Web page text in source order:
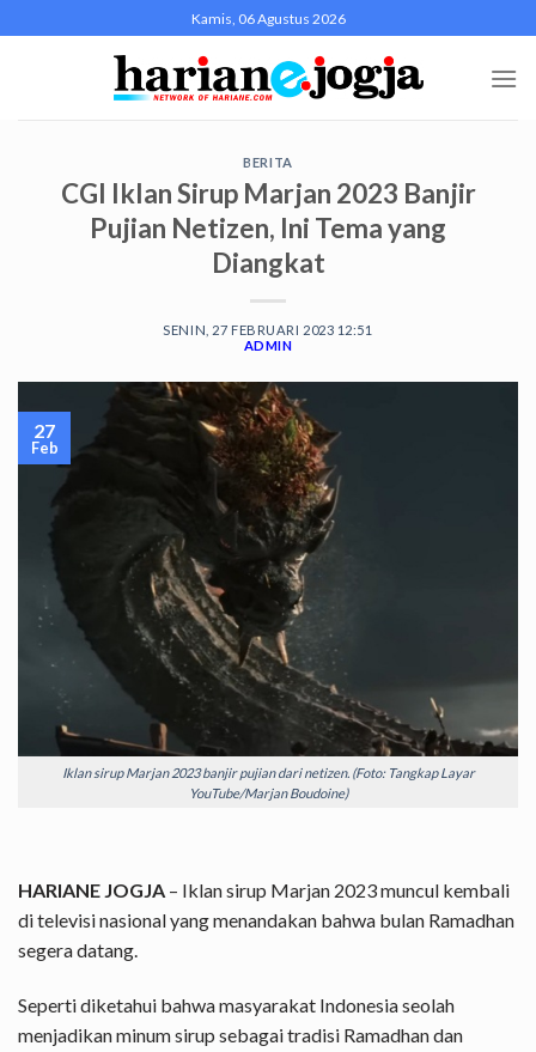
to
Kamis, 06 Agustus 2026
BERITA
CGI Iklan Sirup Marjan 2023 Banjir
Pujian Netizen, Ini Tema yang
Diangkat
SENIN, 27 FEBRUARI 2023 12:51
ADMIN
Iklan sirup Marjan 2023 banjir pujian dari netizen. (Foto: Tangkap Layar
YouTube/Marjan Boudoine)
27
Feb
HARIANE JOGJA – Iklan sirup Marjan 2023 muncul kembali
di televisi nasional yang menandakan bahwa bulan Ramadhan
segera datang.
Seperti diketahui bahwa masyarakat Indonesia seolah
menjadikan minum sirup sebagai tradisi Ramadhan dan